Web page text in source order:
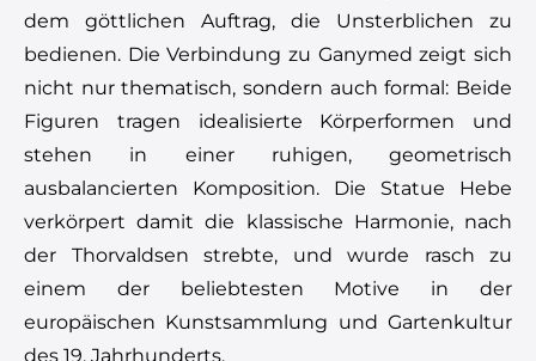
dem göttlichen Auftrag, die Unsterblichen zu
bedienen. Die Verbindung zu Ganymed zeigt sich
nicht nur thematisch, sondern auch formal: Beide
Figuren tragen idealisierte Körperformen und
stehen in einer ruhigen, geometrisch
ausbalancierten Komposition. Die Statue Hebe
verkörpert damit die klassische Harmonie, nach
der Thorvaldsen strebte, und wurde rasch zu
einem der beliebtesten Motive in der
europäischen Kunstsammlung und Gartenkultur
des 19. Jahrhunderts.